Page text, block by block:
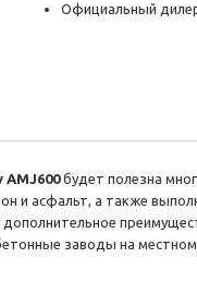
Официальный
будет полезна
и асфальт, а также
заводы на